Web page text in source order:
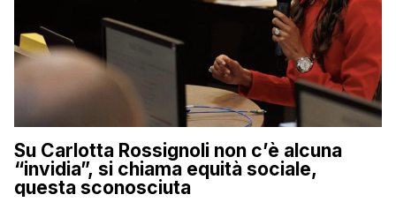
Su Carlotta Rossignoli non c’è alcuna
“invidia”, si chiama equità sociale,
questa sconosciuta